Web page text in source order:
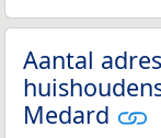
Aantal
Medard